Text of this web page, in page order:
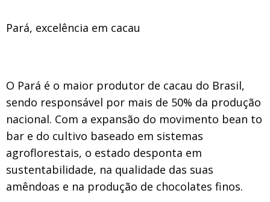
Pará, excelência em cacau
O Pará é o maior produtor de cacau do Brasil,
sendo responsável por mais de 50% da produção
nacional. Com a expansão do movimento bean to
bar e do cultivo baseado em sistemas
agroflorestais, o estado desponta em
sustentabilidade, na qualidade das suas
amêndoas e na produção de chocolates finos.